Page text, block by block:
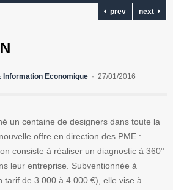
prev
next
Economique 27/01/2016
un centaine de designers dans toute la
offre en direction des PME :
consiste à réaliser un diagnostic à 360°
leur entreprise. Subventionnée à
tarif de 3.000 à 4.000 €), elle vise à